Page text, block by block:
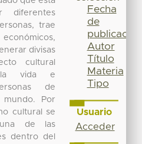
diferentes
trae
divisas
cultural
la vida e
de
Por
cultural se
de las
dentro del
Fecha
de
publicación
Autor
Título
Materia
Tipo
Usuario
Acceder